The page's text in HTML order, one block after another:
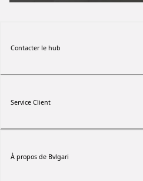
Contacter le hub
Service Client
À propos de Bvlgari